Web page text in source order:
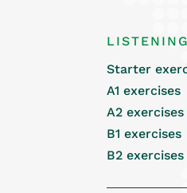
LISTENING
Starter
A1 exercises
A2 exercises
B1 exercises
B2 exercises